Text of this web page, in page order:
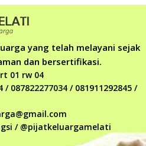
yang telah melayani sejak
dan bersertifikasi.
01 rw 04
/ 087822277034 / 081911292845 /
/ @pijatkeluargamelati